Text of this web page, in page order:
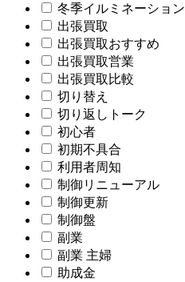
冬季イルミネーション
出張買取
出張買取おすすめ
出張買取営業
出張買取比較
切り替え
切り返しトーク
初心者
初期不具合
利用者周知
制御リニューアル
制御更新
制御盤
副業
副業 主婦
助成金